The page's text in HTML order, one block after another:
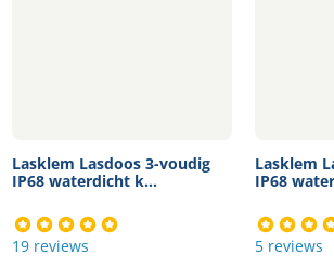
Lasklem Lasdoos 3-voudig
IP68 waterdicht k...
19 reviews
Lasklem
IP68
5 reviews